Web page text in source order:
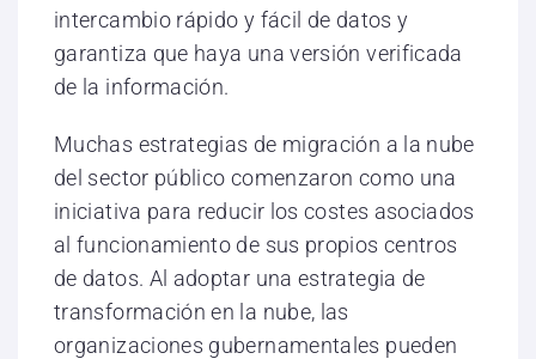
intercambio rápido y fácil de datos y
garantiza que haya una versión verificada
de la información.
Muchas estrategias de migración a la nube
del sector público comenzaron como una
iniciativa para reducir los costes asociados
al funcionamiento de sus propios centros
de datos. Al adoptar una estrategia de
transformación en la nube, las
organizaciones gubernamentales pueden